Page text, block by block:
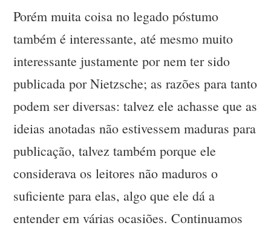
Porém muita coisa no legado póstumo
também é interessante, até mesmo muito
interessante justamente por nem ter sido
publicada por Nietzsche; as razões para tanto
podem ser diversas: talvez ele achasse que as
ideias anotadas não estivessem maduras para
publicação, talvez também porque ele
considerava os leitores não maduros o
suficiente para elas, algo que ele dá a
entender em várias ocasiões. Continuamos